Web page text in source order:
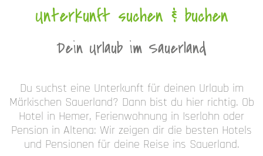
Unterkunft suchen & buchen
Dein Urlaub im Sauerland
Du suchst eine Unterkunft für deinen Urlaub im
Märkischen Sauerland? Dann bist du hier richtig. Ob
Hotel in Hemer, Ferienwohnung in Iserlohn oder
Pension in Altena: Wir zeigen dir die besten Hotels
und Pensionen für deine Reise ins Sauerland.